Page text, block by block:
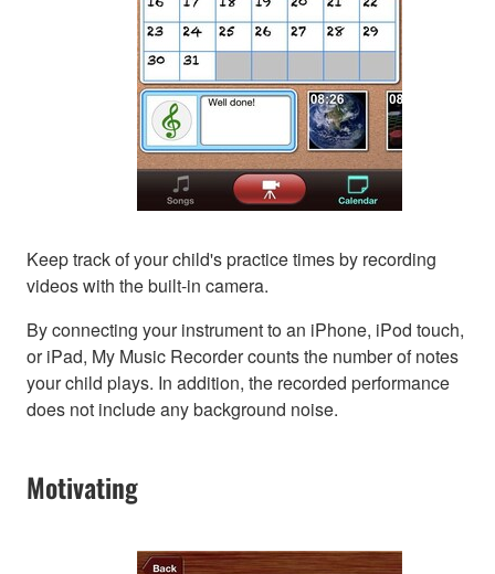
Keep track of your child's practice times by recording
videos with the built-in camera.
By connecting your instrument to an iPhone, iPod touch,
or iPad, My Music Recorder counts the number of notes
your child plays. In addition, the recorded performance
does not include any background noise.
Motivating